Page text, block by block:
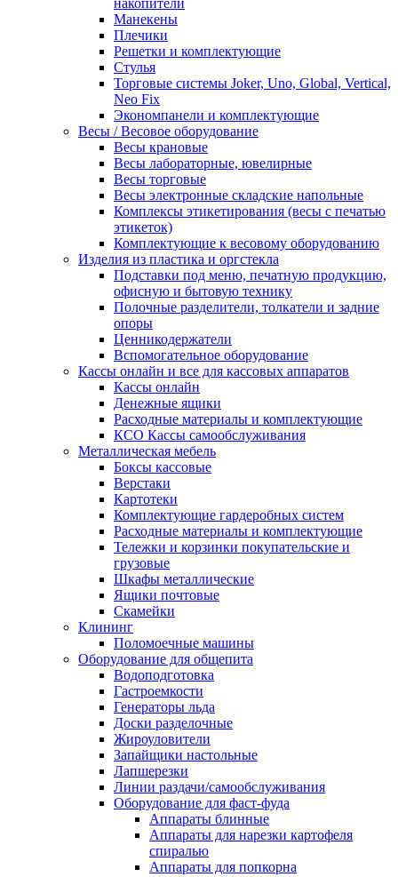
накопители
Манекены
Плечики
Решетки и комплектующие
Стулья
Торговые системы Joker, Uno, Global, Vertical,
Neo Fix
Экономпанели и комплектующие
Весы / Весовое оборудование
Весы крановые
Весы лабораторные, ювелирные
Весы торговые
Весы электронные складские напольные
Комплексы этикетирования (весы с печатью
этикеток)
Комплектующие к весовому оборудованию
Изделия из пластика и оргстекла
Подставки под меню, печатную продукцию,
офисную и бытовую технику
Полочные разделители, толкатели и задние
опоры
Ценникодержатели
Вспомогательное оборудование
Кассы онлайн и все для кассовых аппаратов
Кассы онлайн
Денежные ящики
Расходные материалы и комплектующие
КСО Кассы самообслуживания
Металлическая мебель
Боксы кассовые
Верстаки
Картотеки
Комплектующие гардеробных систем
Расходные материалы и комплектующие
Тележки и корзинки покупательские и
грузовые
Шкафы металлические
Ящики почтовые
Скамейки
Клининг
Поломоечные машины
Оборудование для общепита
Водоподготовка
Гастроемкости
Генераторы льда
Доски разделочные
Жироуловители
Запайщики настольные
Лапшерезки
Линии раздачи/самообслуживания
Оборудование для фаст-фуда
Аппараты блинные
Аппараты для нарезки картофеля
спиралью
Аппараты для попкорна